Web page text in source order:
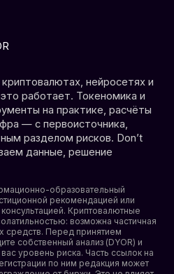
нейросетях и
работает. Токеномика и
на практике, расчёты
— с первоисточника,
разделом рисков. Don’t
данные, решение
образовательный
рекомендацией или
Криптовалютные
возможна частичная
средств. Перед принятием
собственный анализ (DYOR) и
уровень риска. Часть ссылок на
по ним редакция может